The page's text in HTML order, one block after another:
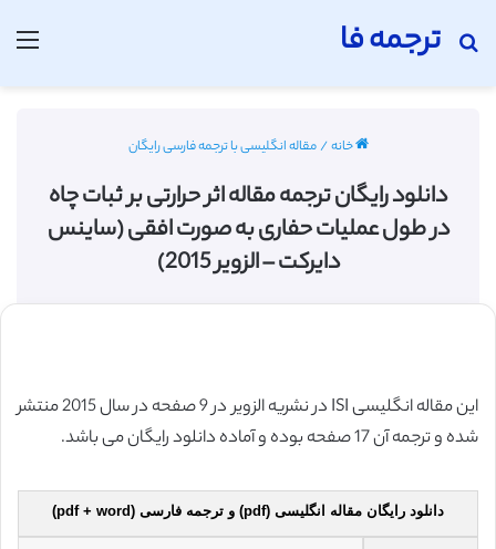
ترجمه فا
جستجو برای
خانه/مقاله انگلیسی با ترجمه فارسی رایگان
دانلود رایگان ترجمه مقاله اثر حرارتی بر ثبات چاه
در طول عملیات حفاری به صورت افقی (ساینس
دایرکت – الزویر 2015)
این مقاله انگلیسی ISI در نشریه الزویر در 9 صفحه در سال 2015 منتشر
شده و ترجمه آن 17 صفحه بوده و آماده دانلود رایگان می باشد.
دانلود رایگان مقاله انگلیسی (pdf) و ترجمه فارسی (pdf + word)